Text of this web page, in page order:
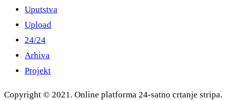
Uputstva
Upload
24/24
Arhiva
Projekt
Copyright © 2021. Online platforma 24-satno crtanje stripa.